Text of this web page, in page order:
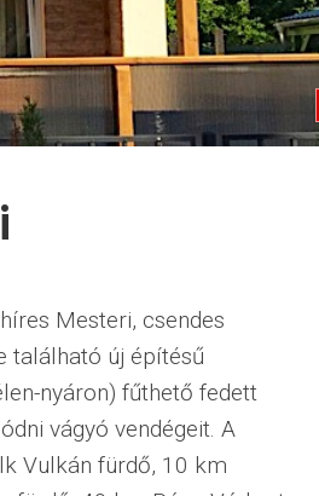
Mesteri, csendes
található új építésű
nyáron) fűthető fedett
vágyó vendégeit. A
Vulkán fürdő, 10 km